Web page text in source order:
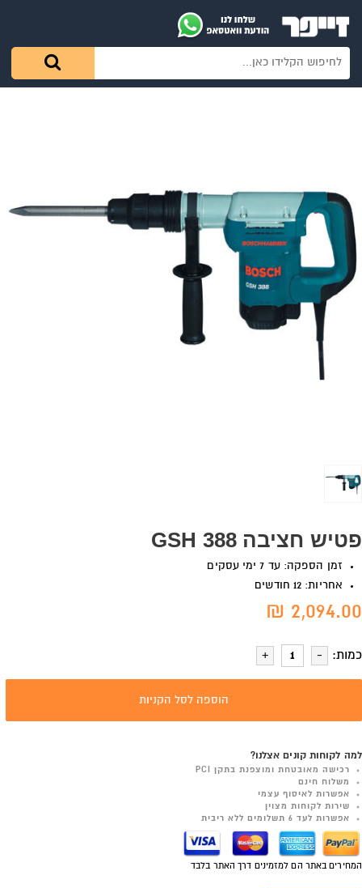
פטיש חציבה GSH 388
זמן הספקה: עד 7 ימי עסקים
אחריות: 12 חודשים
2,094.00 ₪
כמות:
הוספה לסל הקניות
למה לקוחות קונים אצלנו?
רכישה מאובטחת ומוצפנת בתקן PCI
משלוח חינם
אפשרות לאיסוף עצמי
שירות לקוחות מצוין
אפשרות לעד 6 תשלומים ללא ריבית
המחירים באתר הם למזמינים דרך האתר בלבד